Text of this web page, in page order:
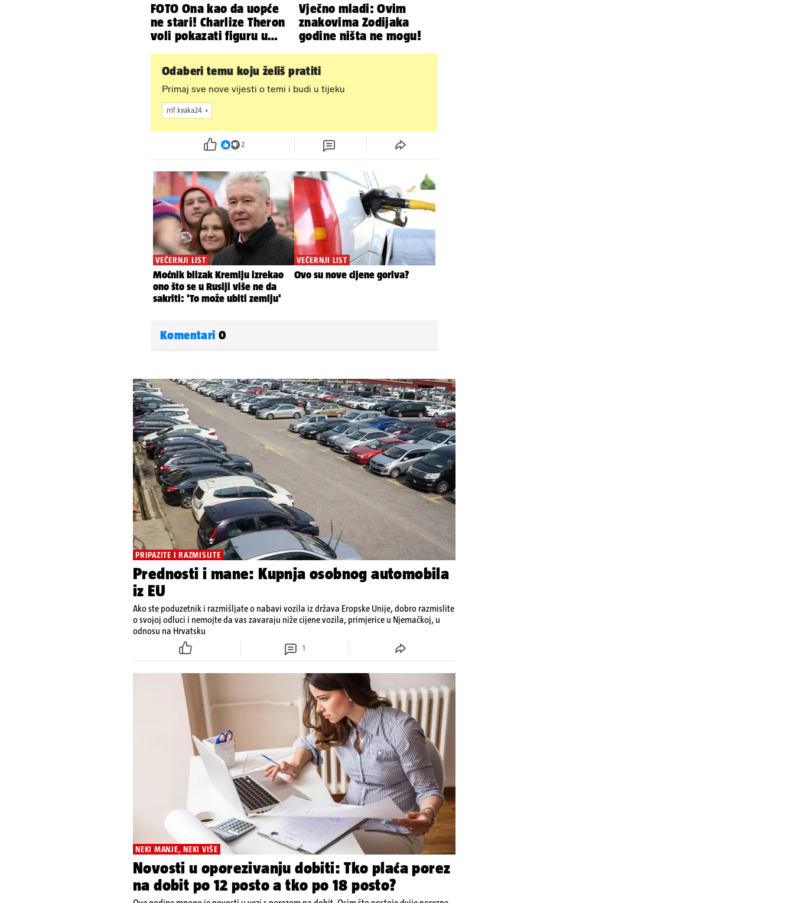
FOTO Ona kao da uopće
ne stari! Charlize Theron
voli pokazati figuru u
Vječno mladi: Ovim
znakovima Zodijaka
godine ništa ne mogu!
Odaberi temu koju želiš pratiti
Primaj sve nove vijesti o temi i budi u tijeku
rrif kvaka24
2
Komentari 0
PRIPAZITE I RAZMISLITE
Prednosti i mane: Kupnja osobnog automobila
iz EU
Ako ste poduzetnik i razmišljate o nabavi vozila iz država Eropske Unije, dobro razmislite
o svojoj odluci i nemojte da vas zavaraju niže cijene vozila, primjerice u Njemačkoj, u
odnosu na Hrvatsku
1
NEKI MANJE, NEKI VIŠE
Novosti u oporezivanju dobiti: Tko plaća porez
na dobit po 12 posto a tko po 18 posto?